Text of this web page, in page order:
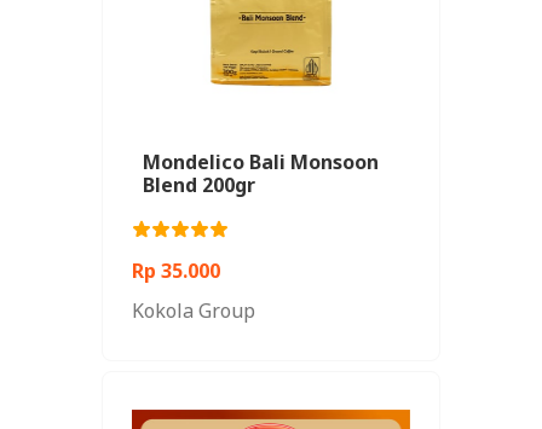
Mondelico Bali Monsoon
Blend 200gr
Rp 35.000
Kokola Group